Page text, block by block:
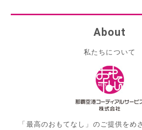
About
私たちについて
「最高のおもてなし」のご提供をめ